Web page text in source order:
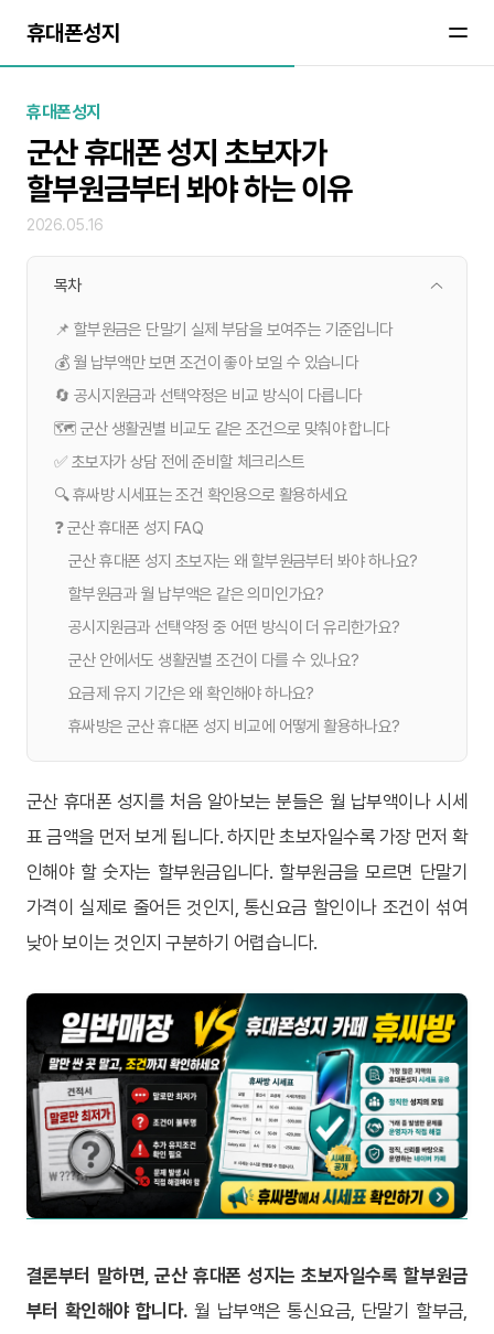
휴대폰성지
휴대폰성지
군산 휴대폰 성지 초보자가
할부원금부터 봐야 하는 이유
2026.05.16
목차
📌 할부원금은 단말기 실제 부담을 보여주는 기준입니다
💰 월 납부액만 보면 조건이 좋아 보일 수 있습니다
🔄 공시지원금과 선택약정은 비교 방식이 다릅니다
🗺️ 군산 생활권별 비교도 같은 조건으로 맞춰야 합니다
✅ 초보자가 상담 전에 준비할 체크리스트
🔍 휴싸방 시세표는 조건 확인용으로 활용하세요
❓ 군산 휴대폰 성지 FAQ
군산 휴대폰 성지 초보자는 왜 할부원금부터 봐야 하나요?
할부원금과 월 납부액은 같은 의미인가요?
공시지원금과 선택약정 중 어떤 방식이 더 유리한가요?
군산 안에서도 생활권별 조건이 다를 수 있나요?
요금제 유지 기간은 왜 확인해야 하나요?
휴싸방은 군산 휴대폰 성지 비교에 어떻게 활용하나요?
군산 휴대폰 성지를 처음 알아보는 분들은 월 납부액이나 시세
표 금액을 먼저 보게 됩니다. 하지만 초보자일수록 가장 먼저 확
인해야 할 숫자는 할부원금입니다. 할부원금을 모르면 단말기
가격이 실제로 줄어든 것인지, 통신요금 할인이나 조건이 섞여
낮아 보이는 것인지 구분하기 어렵습니다.
결론부터 말하면, 군산 휴대폰 성지는 초보자일수록 할부원금
부터 확인해야 합니다. 월 납부액은 통신요금, 단말기 할부금,